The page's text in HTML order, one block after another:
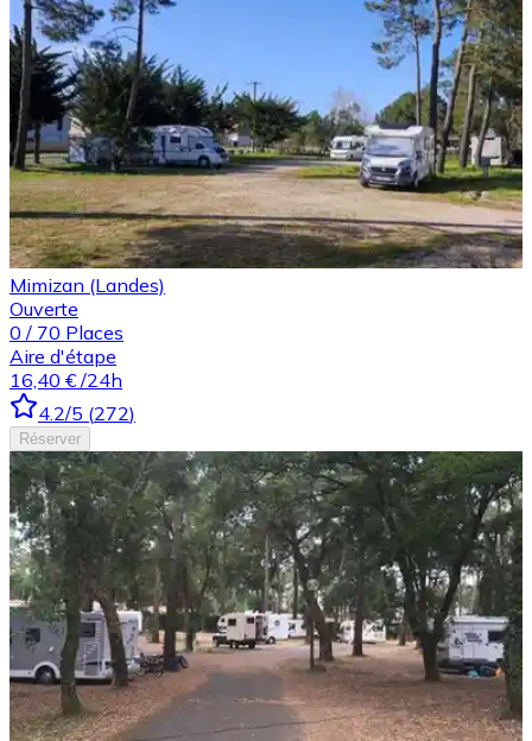
Mimizan (Landes)
Ouverte
0 / 70 Places
Aire d'étape
16,40 € /24h
4.2/5 (272)
Réserver